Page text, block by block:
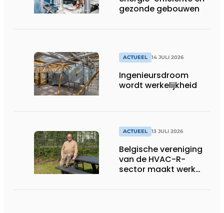
gezonde gebouwen
ACTUEEL 14 JULI 2026
Ingenieursdroom
wordt werkelijkheid
ACTUEEL 13 JULI 2026
Belgische vereniging
van de HVAC-R-
sector maakt werk